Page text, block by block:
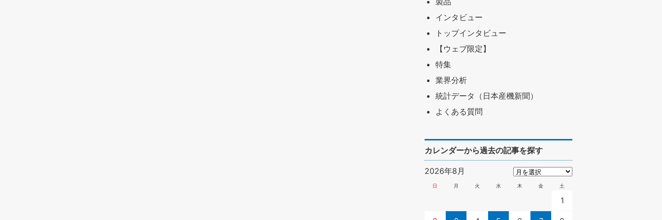
インタビュー
トップインタビュー
【ウェブ限定】
特集
業界分析
統計データ（日本産機新聞）
よくある質問
カレンダーから過去の記事を探す
2026年8月
日 月 火 水 木 金 土
1